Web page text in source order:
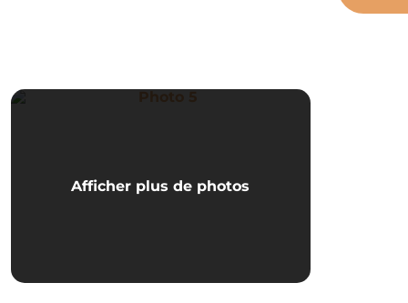
Afficher plus de photos